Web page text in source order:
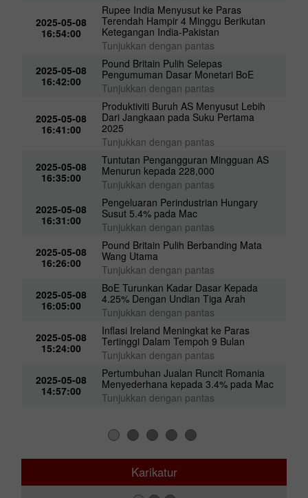
2025-05-08
16:54:00
Rupee India Menyusut ke Paras
Terendah Hampir 4 Minggu Berikutan
Ketegangan India-Pakistan
Tunjukkan dengan pantas
2025-05-08
16:42:00
Pound Britain Pulih Selepas
Pengumuman Dasar Monetari BoE
Tunjukkan dengan pantas
2025-05-08
16:41:00
Produktiviti Buruh AS Menyusut Lebih
Dari Jangkaan pada Suku Pertama
2025
Tunjukkan dengan pantas
2025-05-08
16:35:00
Tuntutan Pengangguran Mingguan AS
Menurun kepada 228,000
Tunjukkan dengan pantas
2025-05-08
16:31:00
Pengeluaran Perindustrian Hungary
Susut 5.4% pada Mac
Tunjukkan dengan pantas
2025-05-08
16:26:00
Pound Britain Pulih Berbanding Mata
Wang Utama
Tunjukkan dengan pantas
2025-05-08
16:05:00
BoE Turunkan Kadar Dasar Kepada
4.25% Dengan Undian Tiga Arah
Tunjukkan dengan pantas
2025-05-08
15:24:00
Inflasi Ireland Meningkat ke Paras
Tertinggi Dalam Tempoh 9 Bulan
Tunjukkan dengan pantas
2025-05-08
14:57:00
Pertumbuhan Jualan Runcit Romania
Menyederhana kepada 3.4% pada Mac
Tunjukkan dengan pantas
Karikatur